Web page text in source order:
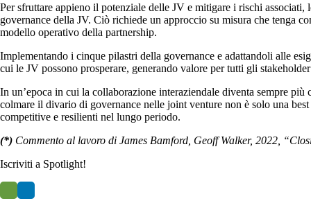
Per sfruttare appieno il potenziale delle JV e mitigare i rischi
governance della JV. Ciò richiede un approccio su misura che tenga
modello operativo della partnership.
Implementando i cinque pilastri della governance e adattandoli alle
cui le JV possono prosperare, generando valore per tutti gli
In un’epoca in cui la collaborazione interaziendale diventa sempre
colmare il divario di governance nelle joint venture non è solo una
competitive e resilienti nel lungo periodo.
(*) Commento al lavoro di James Bamford, Geoff Walker, 2022,
Iscriviti a Spotlight!